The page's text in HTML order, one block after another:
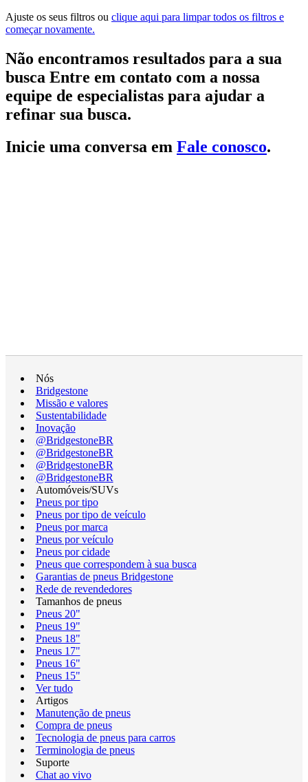
Ajuste os seus filtros ou clique aqui para limpar todos os filtros e
começar novamente.
Não encontramos resultados para a sua
busca Entre em contato com a nossa
equipe de especialistas para ajudar a
refinar sua busca.
Inicie uma conversa em Fale conosco.
Nós
Bridgestone
Missão e valores
Sustentabilidade
Inovação
@BridgestoneBR
@BridgestoneBR
@BridgestoneBR
@BridgestoneBR
Automóveis/SUVs
Pneus por tipo
Pneus por tipo de veículo
Pneus por marca
Pneus por veículo
Pneus por cidade
Pneus que correspondem à sua busca
Garantias de pneus Bridgestone
Rede de revendedores
Tamanhos de pneus
Pneus 20"
Pneus 19"
Pneus 18"
Pneus 17"
Pneus 16"
Pneus 15"
Ver tudo
Artigos
Manutenção de pneus
Compra de pneus
Tecnologia de pneus para carros
Terminologia de pneus
Suporte
Chat ao vivo